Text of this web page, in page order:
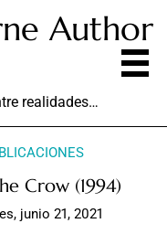
Author
realidades…
Crow (1994)
junio 21, 2021